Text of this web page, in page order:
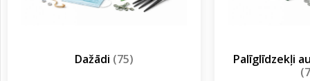
Dažādi (75)
Palīglīdzekļi